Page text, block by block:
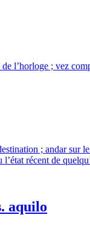
l’horloge ; vez
; andar sur
récent de
aquilo